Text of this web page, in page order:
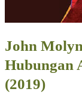
John
Hubungan
(2019)